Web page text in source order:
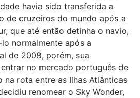
havia sido transferida a
de cruzeiros do mundo após a
que até então detinha o navio,
normalmente após a
de 2008, porém, sua
no mercado português de
na rota entre as Ilhas Atlânticas
renomear o Sky Wonder,